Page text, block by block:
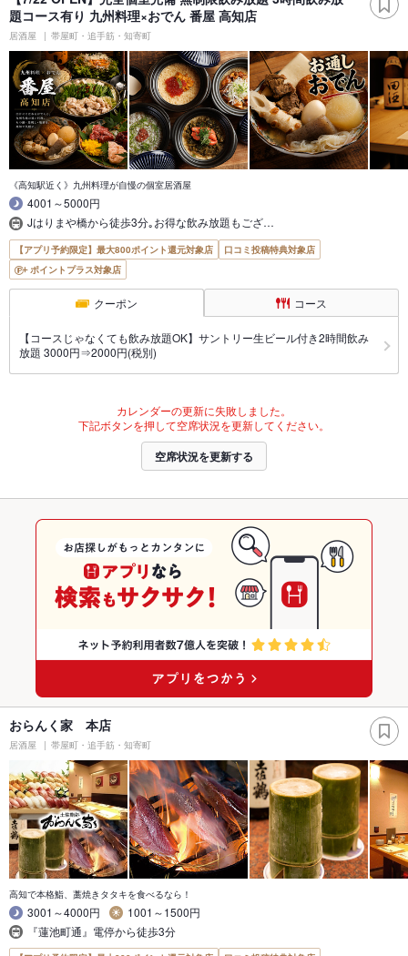
題コース有り 九州料理×おでん 番屋 高知店
居酒屋 帯屋町・追手筋・知寄町
《高知駅近く》九州料理が自慢の個室居酒屋
4001～5000円
Jはりまや橋から徒歩3分｡お得な飲み放題もござ…
【アプリ予約限定】最大800ポイント還元対象店
口コミ投稿特典対象店
ポイントプラス対象店
クーポン コース
【コースじゃなくても飲み放題OK】サントリー生ビール付き2時間飲み
放題 3000円⇒2000円(税別)
カレンダーの更新に失敗しました。
下記ボタンを押して空席状況を更新してください。
空席状況を更新する
おらんく家 本店
居酒屋 帯屋町・追手筋・知寄町
高知で本格鮨、藁焼きタタキを食べるなら！
3001～4000円
1001～1500円
『蓮池町通』電停から徒歩3分